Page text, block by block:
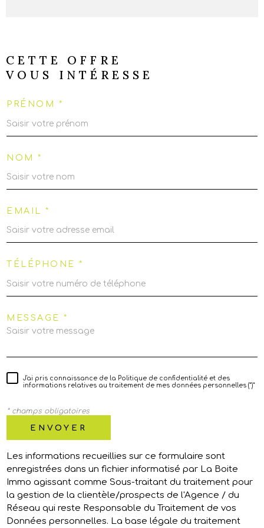
CETTE OFFRE
VOUS INTÉRESSE
PRÉNOM *
NOM *
EMAIL *
TÉLÉPHONE *
MESSAGE *
J'ai pris connaissance de la Politique de confidentialité et des
informations relatives au traitement de mes données personnelles (*)*
* champs obligatoires
ENVOYER
Les informations recueillies sur ce formulaire sont
enregistrées dans un fichier informatisé par La Boite
Immo agissant comme Sous-traitant du traitement pour
la gestion de la clientèle/prospects de l'Agence / du
Réseau qui reste Responsable du Traitement de vos
Données personnelles. La base légale du traitement